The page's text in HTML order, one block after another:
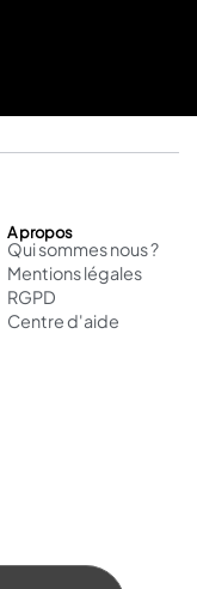
A propos
Qui sommes nous ?
Mentions légales
RGPD
Centre d'aide